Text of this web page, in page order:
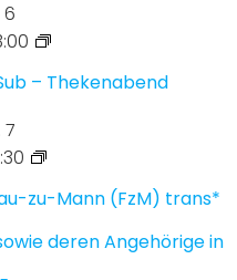
6
– Thekenabend
7
zu-Mann (FzM) trans*
deren Angehörige in